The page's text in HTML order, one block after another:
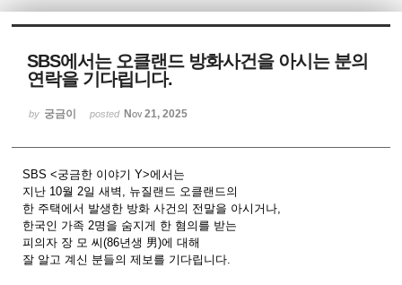
SBS에서는 오클랜드 방화사건을 아시는 분의
연락을 기다립니다.
by 궁금이 posted Nov 21, 2025
SBS <궁금한 이야기 Y>에서는
지난 10월 2일 새벽, 뉴질랜드 오클랜드의
한 주택에서 발생한 방화 사건의 전말을 아시거나,
한국인 가족 2명을 숨지게 한 혐의를 받는
피의자 장 모 씨(86년생 男)에 대해
잘 알고 계신 분들의 제보를 기다립니다.
Sketchbook5, 스케치북5
Sketchbook5, 스케치북5